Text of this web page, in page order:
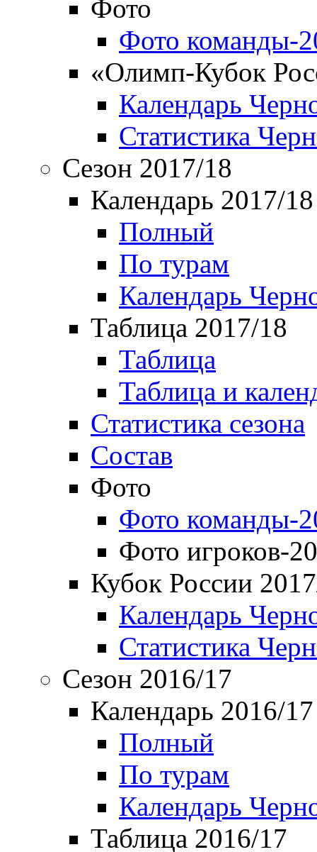
Фото
Фото команды-
«Олимп-Кубок
Календарь
Статистика
Сезон 2017/18
Календарь 2017/18
Полный
По турам
Календарь
Таблица 2017/18
Таблица
Таблица и
Статистика сезона
Состав
Фото
Фото команды-
Фото игроков-
Кубок России
Календарь
Статистика
Сезон 2016/17
Календарь 2016/17
Полный
По турам
Календарь
Таблица 2016/17